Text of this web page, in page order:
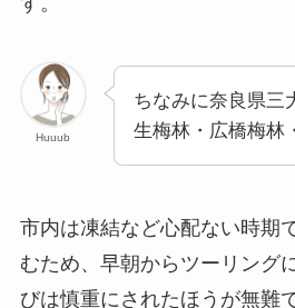
Huuub
ちなみに奈良県三
生梅林・広橋梅林
市内は凍結など心配ない時期
むため、早朝からツーリング
びは慎重にされたほうが無難